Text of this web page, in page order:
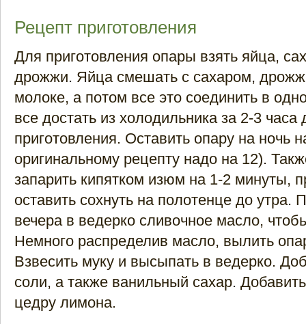
Рецепт приготовления
Для приготовления опары взять яйца,
дрожжи. Яйца смешать с сахаром,
молоке, а потом все это соединить в
все достать из холодильника за 2-3 часа
приготовления. Оставить опару на ночь
оригинальному рецепту надо на 12).
запарить кипятком изюм на 1-2 минуты,
оставить сохнуть на полотенце до утра.
вечера в ведерко сливочное масло,
Немного распределив масло, вылить
Взвесить муку и высыпать в ведерко.
соли, а также ванильный сахар.
цедру лимона.